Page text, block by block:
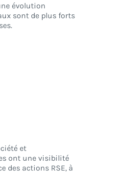
évolution
sont de plus forts
et
ont une visibilité
des actions RSE, à